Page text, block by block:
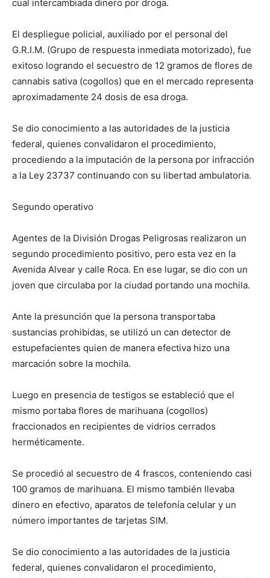
cual intercambiada dinero por droga.
El despliegue policial, auxiliado por el personal del
G.R.I.M. (Grupo de respuesta inmediata motorizado), fue
exitoso logrando el secuestro de 12 gramos de flores de
cannabis sativa (cogollos) que en el mercado representa
aproximadamente 24 dosis de esa droga.
Se dio conocimiento a las autoridades de la justicia
federal, quienes convalidaron el procedimiento,
procediendo a la imputación de la persona por infracción
a la Ley 23737 continuando con su libertad ambulatoria.
Segundo operativo
Agentes de la División Drogas Peligrosas realizaron un
segundo procedimiento positivo, pero esta vez en la
Avenida Alvear y calle Roca. En ese lugar, se dio con un
joven que circulaba por la ciudad portando una mochila.
Ante la presunción que la persona transportaba
sustancias prohibidas, se utilizó un can detector de
estupefacientes quien de manera efectiva hizo una
marcación sobre la mochila.
Luego en presencia de testigos se estableció que el
mismo portaba flores de marihuana (cogollos)
fraccionados en recipientes de vidrios cerrados
herméticamente.
Se procedió al secuestro de 4 frascos, conteniendo casi
100 gramos de marihuana. El mismo también llevaba
dinero en efectivo, aparatos de telefonía celular y un
número importantes de tarjetas SIM.
Se dio conocimiento a las autoridades de la justicia
federal, quienes convalidaron el procedimiento,